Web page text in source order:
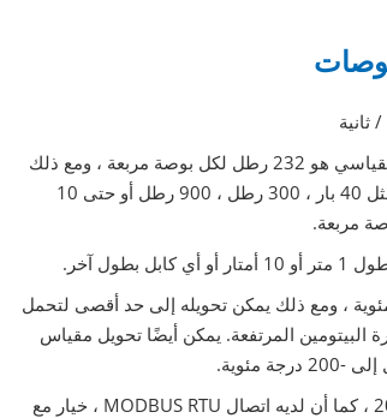
تصنيف الضغط لمقياس تدفق كوريوليس 3 بوصات: معدل ضغط التشغيل القياسي هو 232 رطل لكل بوصة مربعة ، ومع ذلك
يمكن تحويله إلى مستشعر تدفق كتلة كوريوليس 3 بوصات عالي الضغط ، مثل 40 بار ، 300 رطل ، 900 رطل أو حتى 10
آخر.
تدفق الكتلة القياسي يتحمل درجة حرارة 150 درجة مئوية ، ومع ذلك يمكن تحويله إلى حد أقصى لتحمل
درجة حرارة البيتومين المرتفعة. يمكن أيضًا تحويل مقياس
يمكن أن يكون لمقياس التدفق الرقمي DN80 Coriolis تردد ، خرج 4-20mA ، كما أن لديه اتصال MODBUS RTU ، خيار مع